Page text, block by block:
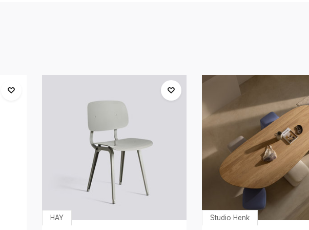
HAY Studio Henk